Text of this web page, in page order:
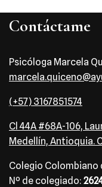
Contáctame
Psicóloga Marcela
(+57) 3167851574
Cl 44A #68A-106,
Medellín, Antioquia.
Colegio Colombiano
Nº de colegiado: